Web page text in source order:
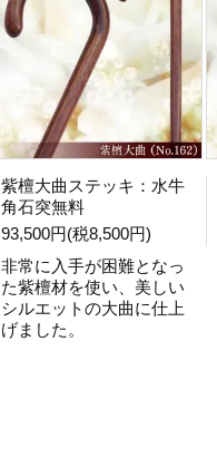
紫檀大曲ステッキ：水牛
角石突無料
93,500円(税8,500円)
非常に入手が困難となっ
た紫檀材を使い、美しい
シルエットの大曲に仕上
げました。